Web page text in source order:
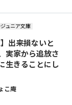
ュニア文庫
出来損ないと
実家から追放さ
生きることにし
こ庵